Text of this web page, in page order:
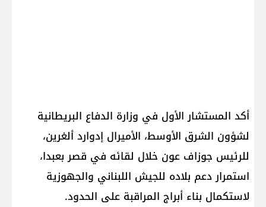
أكد المستشار الأول في وزارة الدفاع البريطانية
لشؤون الشرق الأوسط، الأميرال إدوارد ألغرين،
للرئيس جوزاف عون خلال لقائه في قصر بعبدا،
استمرار دعم بلاده للجيش اللبناني والجهوزية
لاستكمال بناء أبراج المراقبة على الحدود.